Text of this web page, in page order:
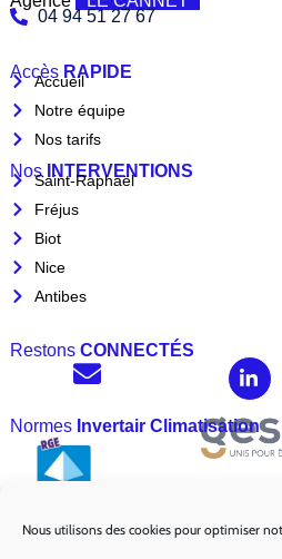
Nous utilisons des cookies pour optimiser
04 94 51 27 67
Accès RAPIDE
Accueil
Notre équipe
Nos tarifs
Nos INTERVENTIONS
Saint-Raphaël
Fréjus
Biot
Nice
Antibes
Restons CONNECTÉS
Normes Invertair Climatisation
MarquesPartenaires :